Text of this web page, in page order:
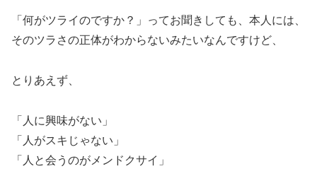
「何がツライのですか？」ってお聞きしても、本人には、
そのツラさの正体がわからないみたいなんですけど、
とりあえず、
「人に興味がない」
「人がスキじゃない」
「人と会うのがメンドクサイ」